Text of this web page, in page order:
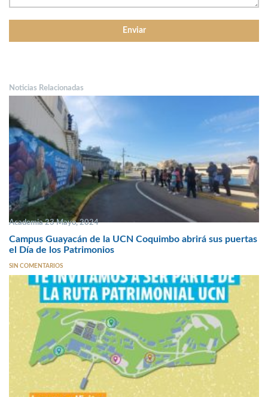
Noticias Relacionadas
Academia 23 Mayo, 2024
Campus Guayacán de la UCN Coquimbo abrirá sus puertas
el Día de los Patrimonios
SIN COMENTARIOS